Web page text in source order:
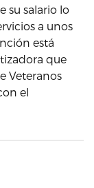
su salario lo
a unos
está
que
Veteranos
el